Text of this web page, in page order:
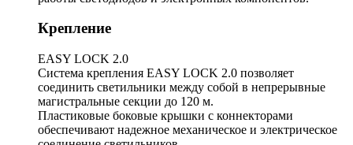
Крепление
EASY LOCK 2.0
Система крепления EASY LOCK 2.0 позволяет
соединить светильники между собой в непрерывные
магистральные секции до 120 м.
Пластиковые боковые крышки с коннекторами
обеспечивают надежное механическое и электрическое